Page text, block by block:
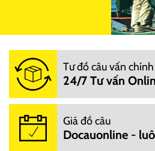
Tư đồ câu vấn
24/7 Tư vấn
Giá đồ câu
Docauonline -